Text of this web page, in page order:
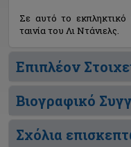
Σε αυτό το
ταινία του Λι Ντάνιελς.
Επιπλέον
Βιογραφικό
Σχόλια